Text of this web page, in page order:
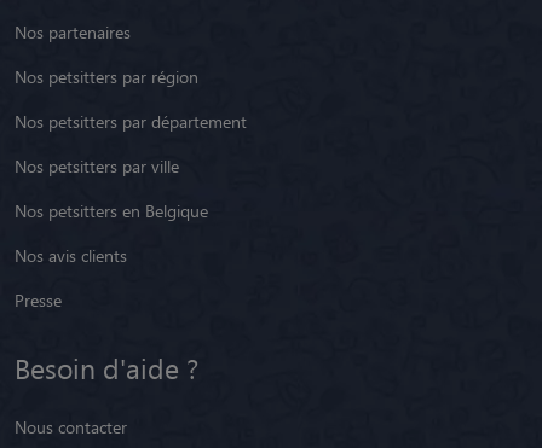
Nos partenaires
Nos petsitters par région
Nos petsitters par département
Nos petsitters par ville
Nos petsitters en Belgique
Nos avis clients
Presse
Besoin d'aide ?
Nous contacter